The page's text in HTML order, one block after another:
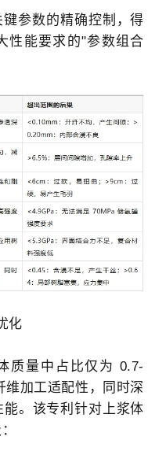
参数的精确控制，得
性能要求的"参数组合
化
质量中占比仅为 0.7-
维加工适配性，同时深
。该专利针对上浆体